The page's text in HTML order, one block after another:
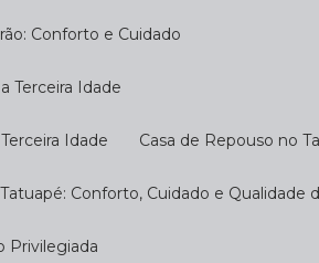
Conforto e Cuidado
Terceira Idade
Idade Casa de Repouso no
Tatuapé: Conforto, Cuidado e Qualidade
Privilegiada